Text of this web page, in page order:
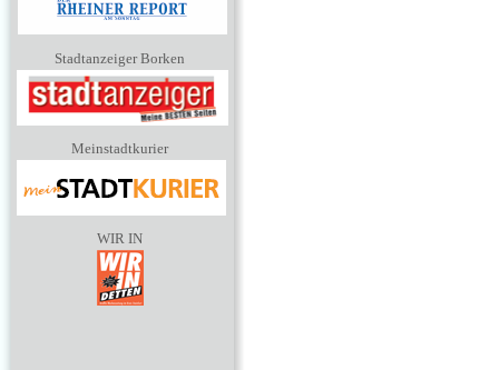
Stadtanzeiger Borken
Meinstadtkurier
WIR IN